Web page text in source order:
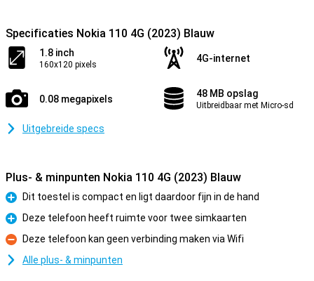
Specificaties Nokia 110 4G (2023) Blauw
1.8 inch
160x120 pixels
4G-internet
0.08 megapixels 48 MB opslag
Uitbreidbaar met Micro-sd
Uitgebreide specs
Plus- & minpunten Nokia 110 4G (2023) Blauw
Pluspunt
Dit toestel is compact en ligt daardoor fijn in de hand
Pluspunt
Deze telefoon heeft ruimte voor twee simkaarten
Minpunt
Deze telefoon kan geen verbinding maken via Wifi
Alle plus- & minpunten